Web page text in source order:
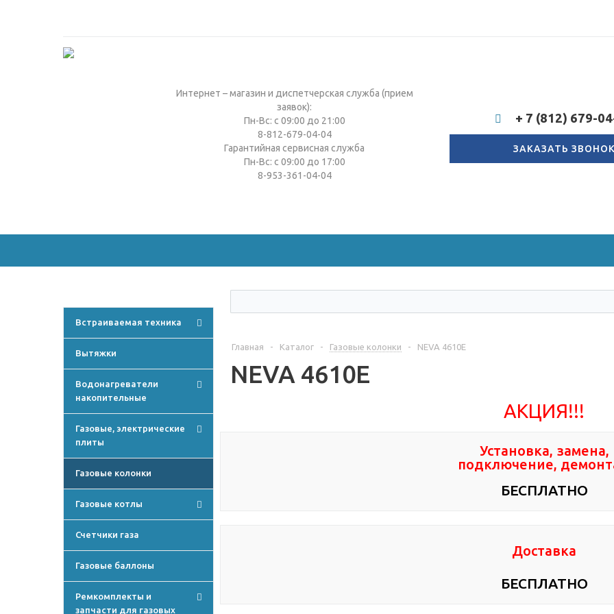
Интернет – магазин и диспетчерская служба (прием
заявок):
Пн-Вс: с 09:00 до 21:00
8-812-679-04-04
Гарантийная сервисная служба
Пн-Вс: с 09:00 до 17:00
8-953-361-04-04
+ 7 (812) 679-
ЗАКАЗАТЬ
Встраиваемая техника
Вытяжки
Водонагреватели
накопительные
Газовые, электрические
плиты
Газовые колонки
Газовые котлы
Счетчики газа
Газовые баллоны
Ремкомплекты и
запчасти для газовых
Главная - Каталог - Газовые колонки - NEVA 4610Е
NEVA 4610Е
АКЦИЯ!!!
Установка, замена,
подключение,
БЕСПЛАТНО
Доставка
БЕСПЛАТНО